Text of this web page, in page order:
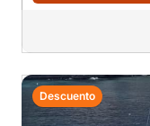
Descuento